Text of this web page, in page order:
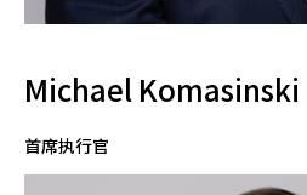
Michael Komasinski
首席执行官